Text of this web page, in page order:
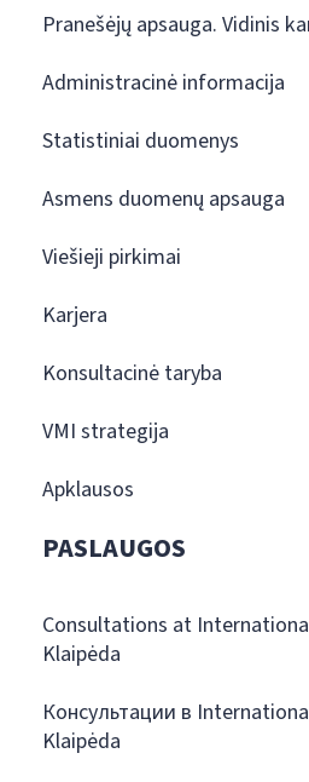
Pranešėjų apsauga. Vidinis
Administracinė informacija
Statistiniai duomenys
Asmens duomenų apsauga
Viešieji pirkimai
Karjera
Konsultacinė taryba
VMI strategija
Apklausos
PASLAUGOS
Consultations at
Klaipėda
Консультации в
Klaipėda